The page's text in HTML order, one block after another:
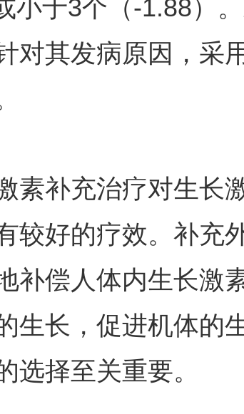
小于3个（-1.88）
对其发病原因，采
补充治疗对生长
较好的疗效。补充
补偿人体内生长激
生长，促进机体的
选择至关重要。